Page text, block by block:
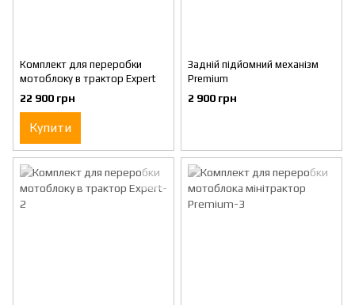
Комплект для переробки
мотоблоку в трактор Expert
22 900 грн
Купити
Задній підйомний механізм
Premium
2 900 грн